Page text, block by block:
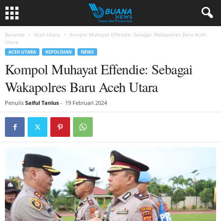
Beranda Aceh Utara
Kompol Muhayat Effendie: Sebagai Wakapolres Baru Aceh
Utara
ACEH UTARA KEPOLISIAN NEWS
Kompol Muhayat Effendie: Sebagai
Wakapolres Baru Aceh Utara
Penulis Saiful Tanlus - 19 Februari 2024